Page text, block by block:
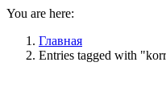
You are here:
Главная
Entries tagged with